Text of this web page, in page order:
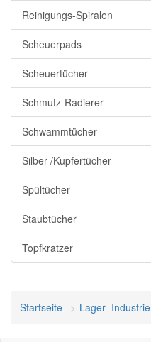
Reinigungs-Spiralen
Scheuerpads
Scheuertücher
Schmutz-Radierer
Schwammtücher
Silber-/Kupfertücher
Spültücher
Staubtücher
Topfkratzer
Startseite Lager-